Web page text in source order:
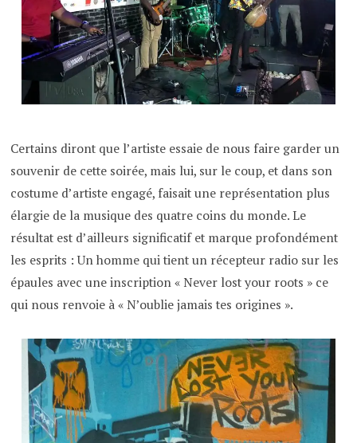
Certains diront que l’artiste essaie de nous faire garder un
souvenir de cette soirée, mais lui, sur le coup, et dans son
costume d’artiste engagé, faisait une représentation plus
élargie de la musique des quatre coins du monde. Le
résultat est d’ailleurs significatif et marque profondément
les esprits : Un homme qui tient un récepteur radio sur les
épaules avec une inscription « Never lost your roots » ce
qui nous renvoie à « N’oublie jamais tes origines ».